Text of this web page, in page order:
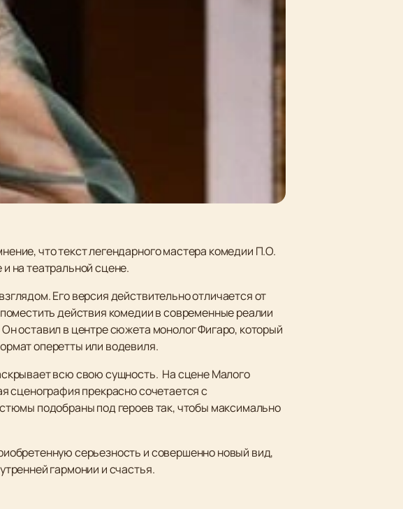
что текст легендарного мастера комедии П.О.
на театральной сцене.
Его версия действительно отличается от
действия комедии в современные реалии
оставил в центре сюжета монолог Фигаро, который
оперетты или водевиля.
всю свою сущность. На сцене Малого
сценография прекрасно сочетается с
подобраны под героев так, чтобы максимально
серьезность и совершенно новый вид,
гармонии и счастья.